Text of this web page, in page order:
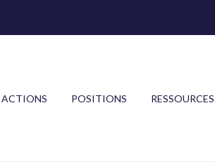
ACTIONS POSITIONS RESSOURCES